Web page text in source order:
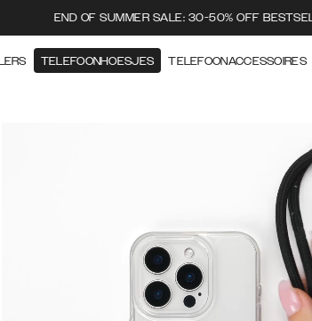
END OF SUMMER SALE: 30-50% OFF
TELEFOONHOESJES TELEFOONACCESSOIRES